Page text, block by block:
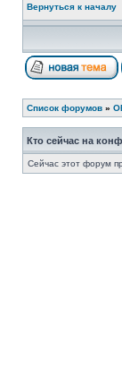
Вернуться к началу
Список форумов »
Кто сейчас на
Сейчас этот форум